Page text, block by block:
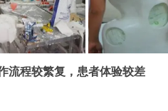
流程较繁复，患者体验较差